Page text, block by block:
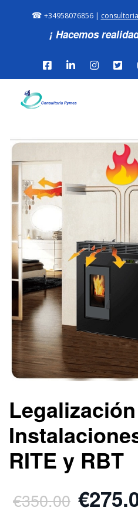
☎ +34958076856 |
¡ Hacemos
RITE y RBT
€350.00